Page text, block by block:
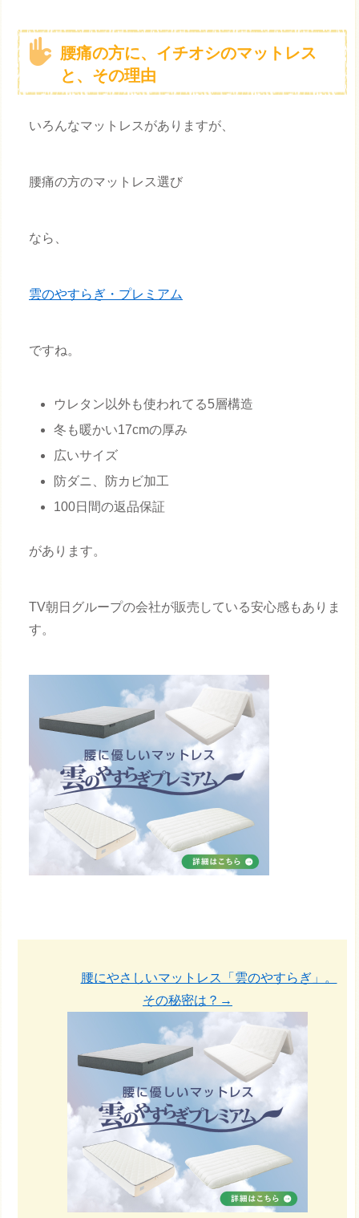
腰痛の方に、イチオシのマットレス
と、その理由
いろんなマットレスがありますが、
腰痛の方のマットレス選び
なら、
雲のやすらぎ・プレミアム
ですね。
ウレタン以外も使われてる5層構造
冬も暖かい17cmの厚み
広いサイズ
防ダニ、防カビ加工
100日間の返品保証
があります。
TV朝日グループの会社が販売している安心感もありま
す。
腰にやさしいマットレス「雲のやすらぎ」。
その秘密は？→